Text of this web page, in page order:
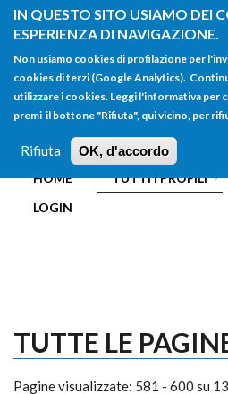
IN QUESTO SITO USIAMO DEI
ESPERIENZA DI NAVIGAZIONE.
Non usiamo cookies di profilazione per
cookies di terzi (Google Analytics).
utilizzare i cookies. Leggi l'informativa per
premi il bottone "Rifiuta", qui vicino, per
Rifiuta OK, d'accordo
Salta al contenuto principale
FORM
DI
RICERCA
Main menu
HOME TUTTI I PROFILI
LOGIN
TUTTE LE
Pagine visualizzate: 581 - 600 su